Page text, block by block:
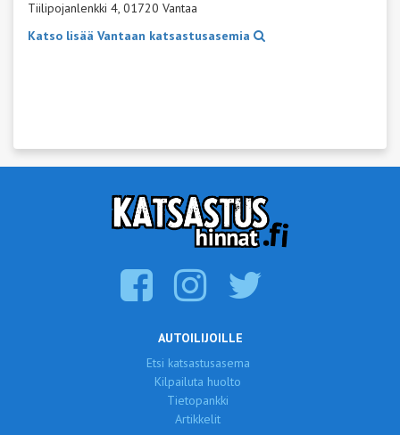
Tiilipojanlenkki 4, 01720 Vantaa
Katso lisää Vantaan katsastusasemia
AUTOILIJOILLE
Etsi katsastusasema
Kilpailuta huolto
Tietopankki
Artikkelit